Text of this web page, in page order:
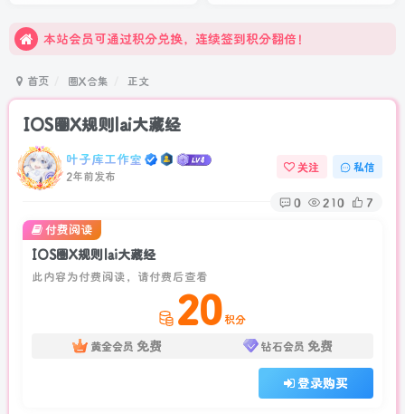
更多福利尽在叶子库交流群：751068497
首页 圈X合集 正文
IOS圈X规则|ai大藏经
叶子库工作室
2年前发布
关注 私信
0 210 7
IOS圈X规则|ai大藏经
此内容为付费阅读，请付费后查看
20积分
黄金会员 免费 钻石会员 免费
登录购买
付费阅读